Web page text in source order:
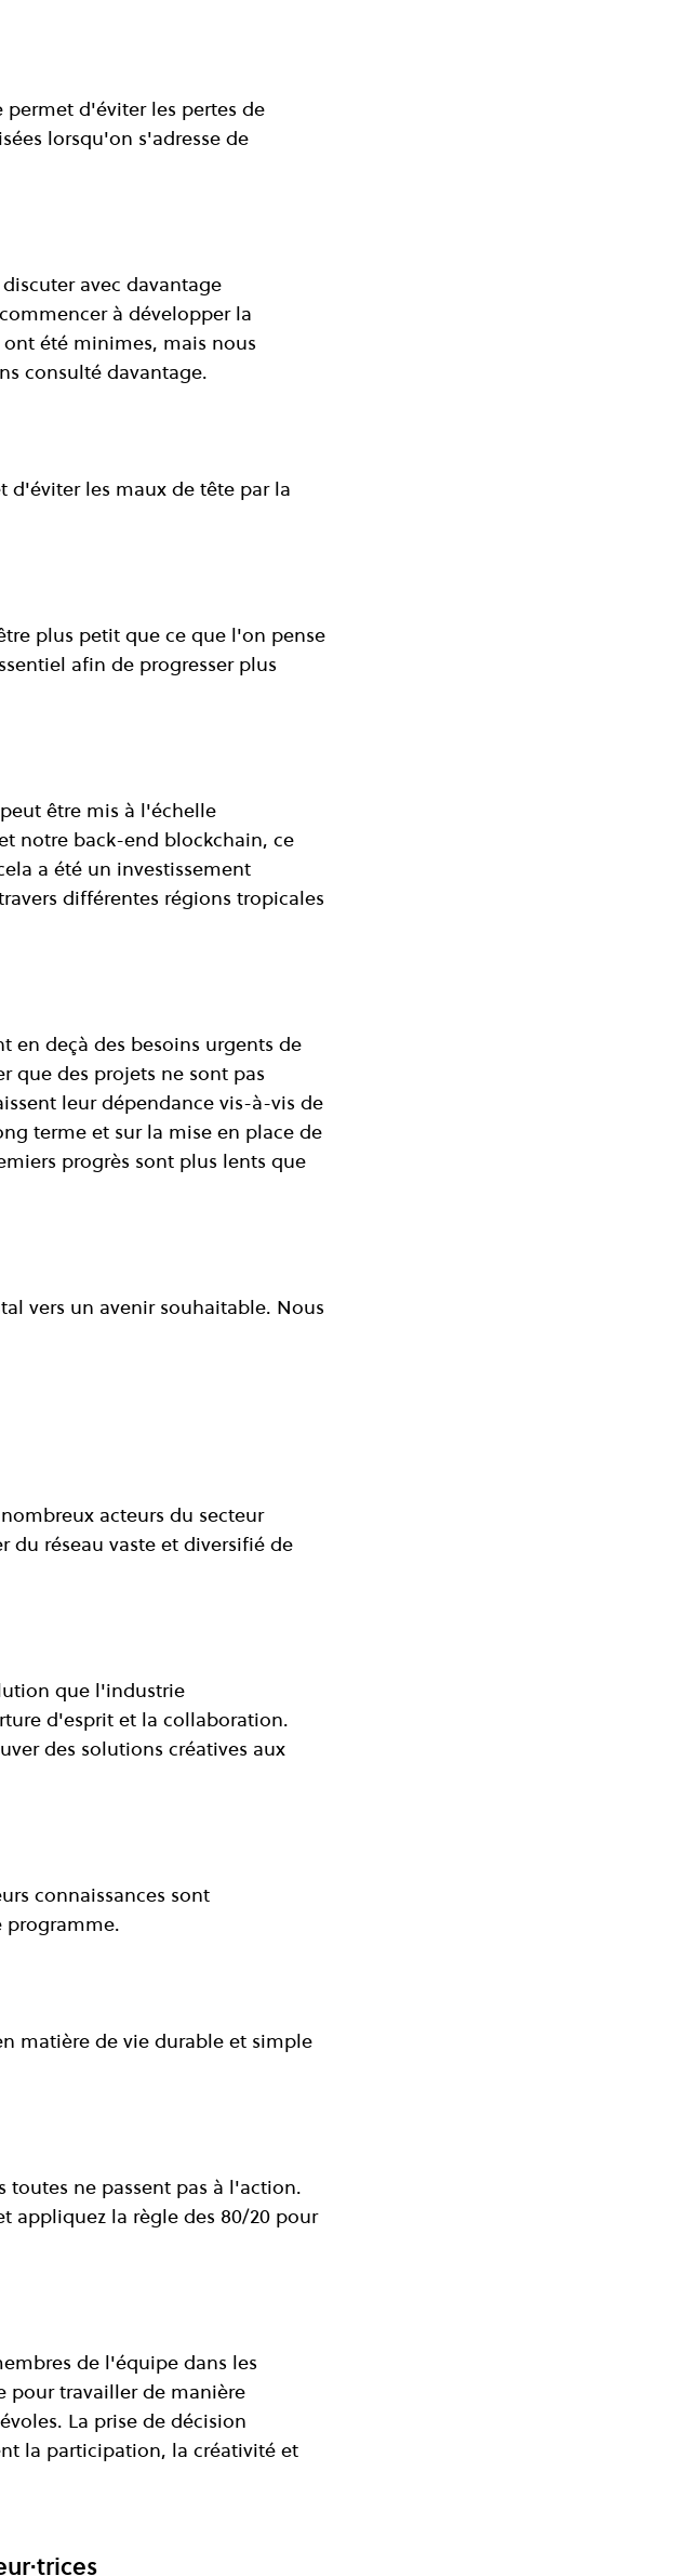
d'éviter les pertes de
lorsqu'on s'adresse de
avec davantage
à développer la
été minimes, mais nous
consulté davantage.
d'éviter les maux de tête par la
plus petit que ce que l'on pense
afin de progresser plus
être mis à l'échelle
notre back-end blockchain, ce
a été un investissement
différentes régions tropicales
en deçà des besoins urgents de
que des projets ne sont pas
leur dépendance vis-à-vis de
terme et sur la mise en place de
progrès sont plus lents que
vers un avenir souhaitable. Nous
acteurs du secteur
réseau vaste et diversifié de
que l'industrie
d'esprit et la collaboration.
des solutions créatives aux
connaissances sont
programme.
matière de vie durable et simple
ne passent pas à l'action.
appliquez la règle des 80/20 pour
de l'équipe dans les
pour travailler de manière
La prise de décision
la participation, la créativité et